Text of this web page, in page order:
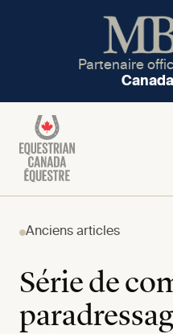
Partenaire
Anciens articles
Série de